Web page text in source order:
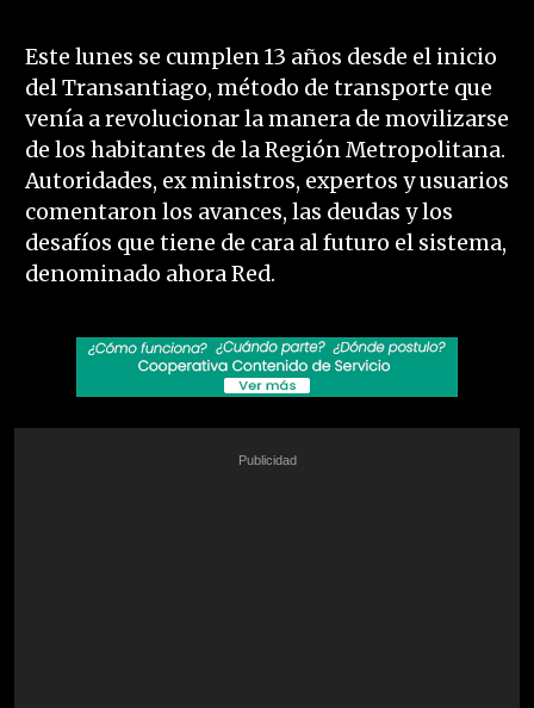
Este lunes se cumplen 13 años desde el inicio
del Transantiago, método de transporte que
venía a revolucionar la manera de movilizarse
de los habitantes de la Región Metropolitana.
Autoridades, ex ministros, expertos y usuarios
comentaron los avances, las deudas y los
desafíos que tiene de cara al futuro el sistema,
denominado ahora Red.